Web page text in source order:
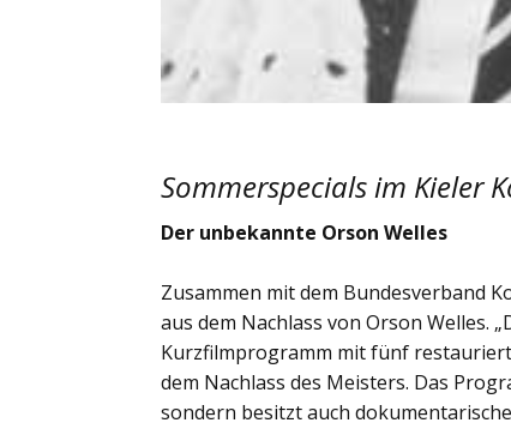
Sommerspecials im Kieler
Der unbekannte Orson Welles
Zusammen mit dem Bundesverband
aus dem Nachlass von Orson Welles.
Kurzfilmprogramm mit fünf
dem Nachlass des Meisters. Das
sondern besitzt auch